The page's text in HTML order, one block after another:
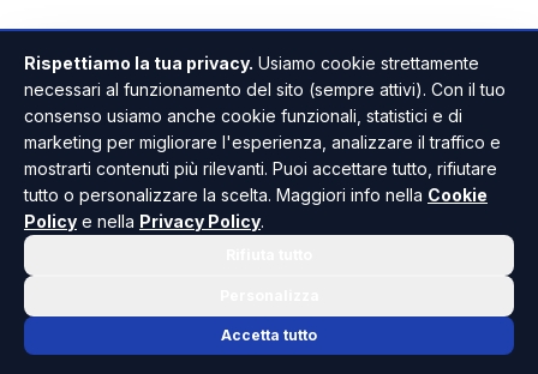
rafforzano la legittimità dell'uso
Il Tribunale valorizza anche un altro aspetto,
ossia il consenso della lavoratrice, che il Garante
aveva ritenuto del tutto inefficace ai fini della
liceità del trattamento. Per il giudice calabrese,
tutelarla. Nel caso specifico, l'utilizzo
Rispettiamo la tua privacy. Usiamo cookie strettamente
necessari al funzionamento del sito (sempre attivi). Con il tuo
consenso usiamo anche cookie funzionali, statistici e di
marketing per migliorare l'esperienza, analizzare il traffico e
mostrarti contenuti più rilevanti. Puoi accettare tutto, rifiutare
tutto o personalizzare la scelta. Maggiori info nella Cookie
Policy e nella Privacy Policy.
Accetta tutto